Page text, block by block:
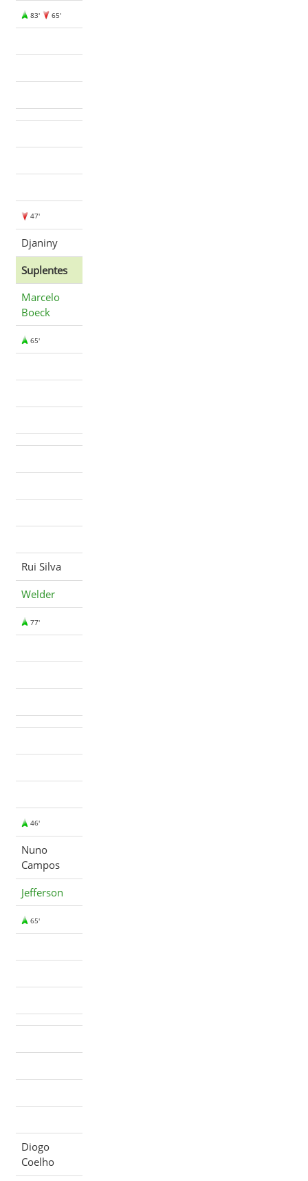
83' 65'
47'
Djaniny
Suplentes
Marcelo
Boeck
65'
Rui Silva
Welder
77'
46'
Nuno
Campos
Jefferson
65'
Diogo
Coelho